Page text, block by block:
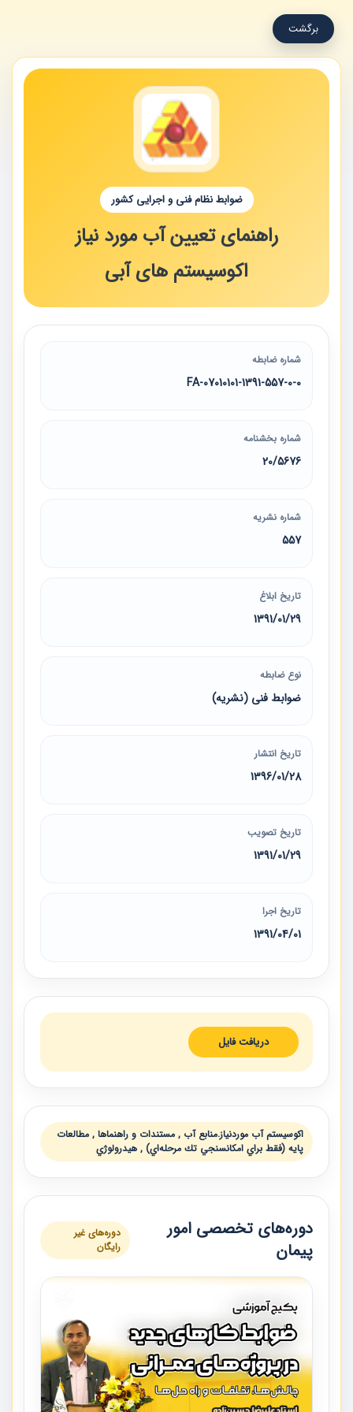
برگشت
ضوابط نظام فنی و اجرایی کشور
راهنمای تعیین آب مورد نیاز
اکوسیستم های آبی
شماره ضابطه
07010101-1391-557-0-0-FA
شماره بخشنامه
20/5676
شماره نشریه
557
تاریخ ابلاغ
1391/01/29
نوع ضابطه
ضوابط فنی (نشریه)
تاریخ انتشار
1396/01/28
تاریخ تصویب
1391/01/29
تاریخ اجرا
1391/04/01
دریافت فایل
اكوسيستم آب موردنياز.منابع آب , مستندات و راهنماها , مطالعات
پايه (فقط براي امكانسنجي تك مرحله‌اي) , هيدرولوژي
دوره‌های تخصصی امور
پیمان
دوره‌های غیر
رایگان